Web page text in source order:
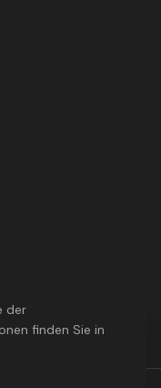
der
finden Sie in